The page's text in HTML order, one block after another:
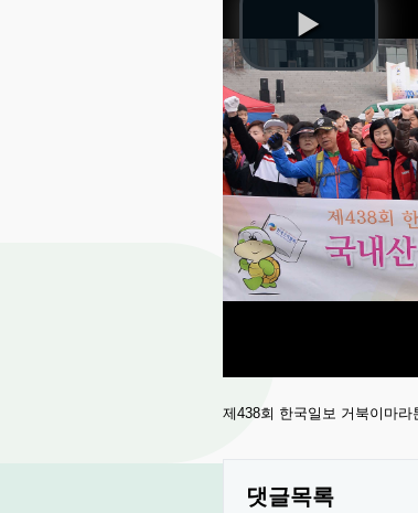
제438회 한국일보 거북이마
댓글목록